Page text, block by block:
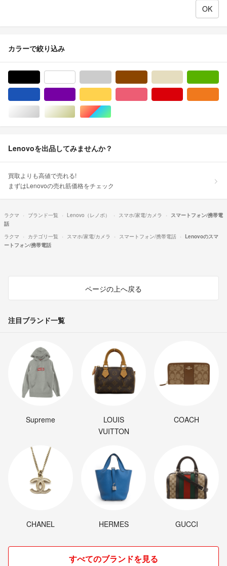
カラーで絞り込み
シルバー/銀色系ゴールド/金色系マルチカラー
Lenovoを出品してみませんか？
買取よりも高値で売れる!
まずはLenovoの売れ筋価格をチェック
ラクマ ブランド一覧 Lenovo（レノボ） スマホ/家電/カメラ
スマートフォン/携帯電
話
ラクマ
カテゴリ一覧 スマホ/家電/カメラ スマートフォン/携帯電話
Lenovoのスマ
ートフォン/携帯電話
ページの上へ戻る
注目ブランド一覧
Supreme
LOUIS
VUITTON
COACH
CHANEL HERMES GUCCI
すべてのブランドを見る